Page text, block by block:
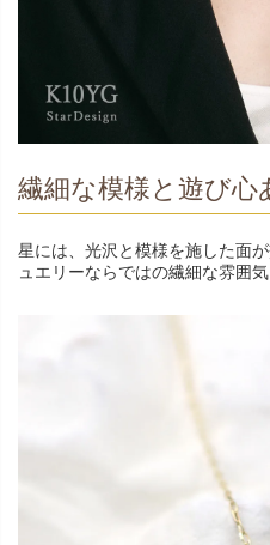
繊細な模様と遊び心
星には、光沢と模様を施した面
ュエリーならではの繊細な雰囲